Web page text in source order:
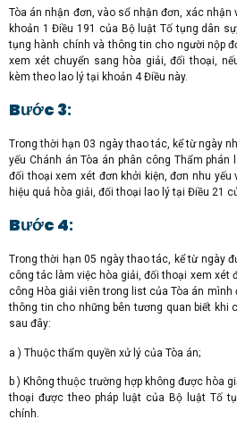
Tòa án nhận đơn, vào sổ nhận đơn, xác nhận
khoản 1 Điều 191 của Bộ luật Tố tụng dân
tụng hành chính và thông tin cho người nộp
xem xét chuyển sang hòa giải, đối thoại,
kèm theo lao lý tại khoản 4 Điều này.
Bước 3:
Trong thời hạn 03 ngày thao tác, kể từ ngày
yếu Chánh án Tòa án phân công Thẩm
đối thoại xem xét đơn khởi kiện, đơn nhu yếu
hiệu quả hòa giải, đối thoại lao lý tại Điều 21
Bước 4:
Trong thời hạn 05 ngày thao tác, kể từ ngày
công tác làm việc hòa giải, đối thoại xem xét
công Hòa giải viên trong list của Tòa án mình
thông tin cho những bên tương quan biết khi
sau đây:
a ) Thuộc thẩm quyền xử lý của Tòa án;
b ) Không thuộc trường hợp không được hòa
thoại được theo pháp luật của Bộ luật Tố
chính.